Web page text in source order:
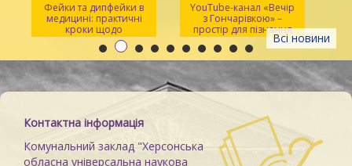
Всі новини
Фейки та дипфейки в
медицині: практичні
кроки щодо
розпізнавання
YouTube-канал «Вечір
з Гончарівкою» –
простір для пізнання
та натхнення
Контактна інформація
Комунальний заклад "Херсонська
обласна універсальна наукова